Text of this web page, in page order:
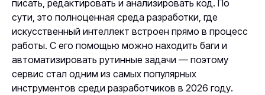
писать, редактировать и анализировать код. По
сути, это полноценная среда разработки, где
искусственный интеллект встроен прямо в процесс
работы. С его помощью можно находить баги и
автоматизировать рутинные задачи — поэтому
сервис стал одним из самых популярных
инструментов среди разработчиков в 2026 году.